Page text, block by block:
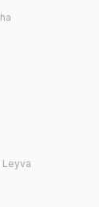
Leyva